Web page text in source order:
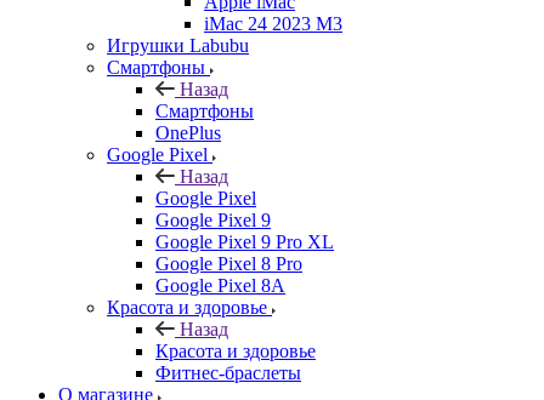
iMac 24 2023 M3
Игрушки Labubu
Смартфоны
Назад
Смартфоны
OnePlus
Google Pixel
Назад
Google Pixel
Google Pixel 9
Google Pixel 9 Pro XL
Google Pixel 8 Pro
Google Pixel 8A
Красота и здоровье
Назад
Красота и здоровье
Фитнес-браслеты
О магазине